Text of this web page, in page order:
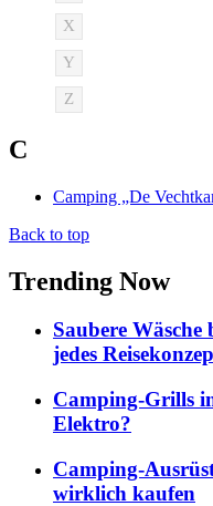
X
Y
Z
C
Camping „De
Back to top
Trending Now
Saubere
jedes
Camping-Grills
Elektro?
Camping-
wirklich kaufen